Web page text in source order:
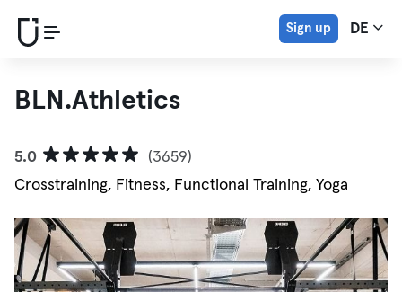
Sign up DE
BLN.Athletics
5.0
(3659)
Crosstraining, Fitness, Functional Training, Yoga